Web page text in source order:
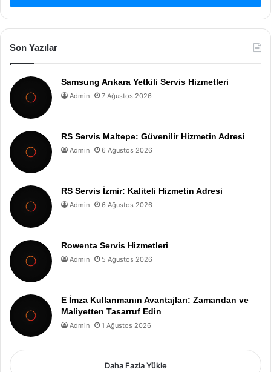
Son Yazılar
Samsung Ankara Yetkili Servis Hizmetleri
Admin 7 Ağustos 2026
RS Servis Maltepe: Güvenilir Hizmetin Adresi
Admin 6 Ağustos 2026
RS Servis İzmir: Kaliteli Hizmetin Adresi
Admin 6 Ağustos 2026
Rowenta Servis Hizmetleri
Admin 5 Ağustos 2026
E İmza Kullanmanın Avantajları: Zamandan ve
Maliyetten Tasarruf Edin
Admin 1 Ağustos 2026
Daha Fazla Yükle